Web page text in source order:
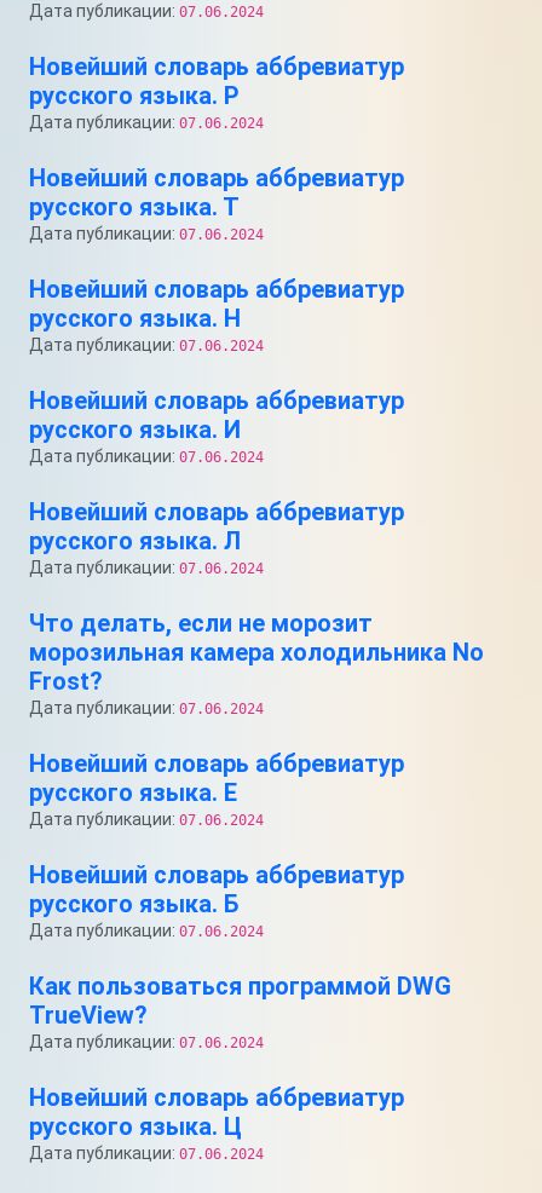
Дата публикации: 07.06.2024
Новейший словарь аббревиатур
русского языка. Р
Дата публикации: 07.06.2024
Новейший словарь аббревиатур
русского языка. Т
Дата публикации: 07.06.2024
Новейший словарь аббревиатур
русского языка. Н
Дата публикации: 07.06.2024
Новейший словарь аббревиатур
русского языка. И
Дата публикации: 07.06.2024
Новейший словарь аббревиатур
русского языка. Л
Дата публикации: 07.06.2024
Что делать, если не морозит
морозильная камера холодильника No
Frost?
Дата публикации: 07.06.2024
Новейший словарь аббревиатур
русского языка. Е
Дата публикации: 07.06.2024
Новейший словарь аббревиатур
русского языка. Б
Дата публикации: 07.06.2024
Как пользоваться программой DWG
TrueView?
Дата публикации: 07.06.2024
Новейший словарь аббревиатур
русского языка. Ц
Дата публикации: 07.06.2024